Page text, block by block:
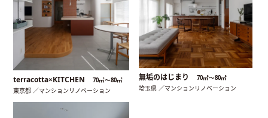
terracotta×KITCHEN 70㎡〜80㎡
東京都 ／マンションリノベーション
無垢のはじまり 70㎡〜80㎡
埼玉県 ／マンションリノベーション